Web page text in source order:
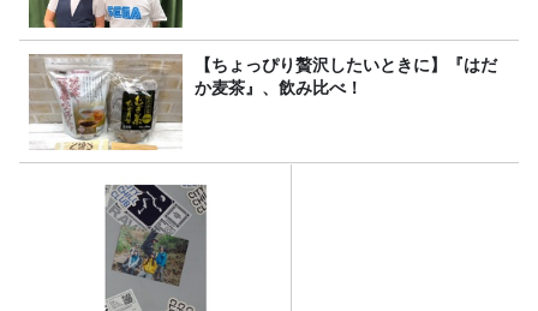
【ちょっぴり贅沢したいときに】『はだ
か麦茶』、飲み比べ！